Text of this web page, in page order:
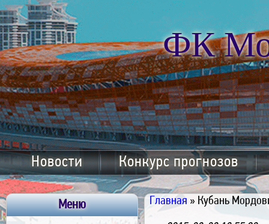
ФК
Новости Конкурс прогнозов
Главная » Кубань
Меню